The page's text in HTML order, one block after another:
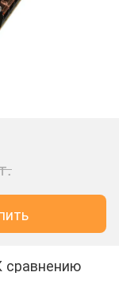
сравнению